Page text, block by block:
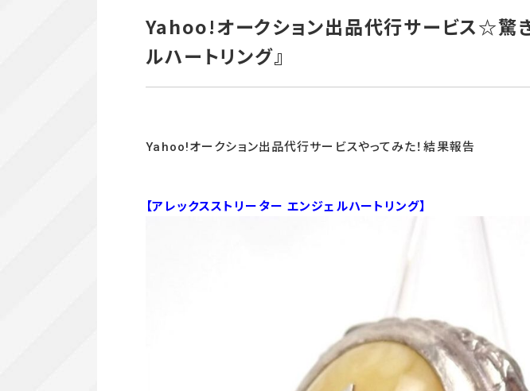
Yahoo!オークション出品代行サービス☆驚
ルハートリング』
Yahoo!オークション出品代行サービスやってみた！結果報告
【アレックスストリーター エンジェルハートリング】